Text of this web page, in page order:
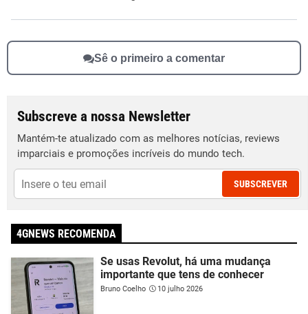
Sê o primeiro a comentar
Subscreve a nossa Newsletter
Mantém-te atualizado com as melhores notícias, reviews
imparciais e promoções incríveis do mundo tech.
SUBSCREVER
4GNEWS RECOMENDA
Se usas Revolut, há uma mudança
importante que tens de conhecer
Bruno Coelho 10 julho 2026